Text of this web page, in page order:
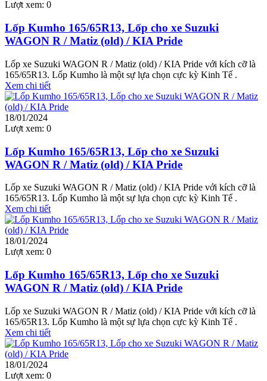
Lượt xem: 0
Lốp Kumho 165/65R13, Lốp cho xe Suzuki
WAGON R / Matiz (old) / KIA Pride
Lốp xe Suzuki WAGON R / Matiz (old) / KIA Pride với kích cỡ là
165/65R13. Lốp Kumho là một sự lựa chọn cực kỳ Kinh Tế .
Xem chi tiết
18/01/2024
Lượt xem: 0
Lốp Kumho 165/65R13, Lốp cho xe Suzuki
WAGON R / Matiz (old) / KIA Pride
Lốp xe Suzuki WAGON R / Matiz (old) / KIA Pride với kích cỡ là
165/65R13. Lốp Kumho là một sự lựa chọn cực kỳ Kinh Tế .
Xem chi tiết
18/01/2024
Lượt xem: 0
Lốp Kumho 165/65R13, Lốp cho xe Suzuki
WAGON R / Matiz (old) / KIA Pride
Lốp xe Suzuki WAGON R / Matiz (old) / KIA Pride với kích cỡ là
165/65R13. Lốp Kumho là một sự lựa chọn cực kỳ Kinh Tế .
Xem chi tiết
18/01/2024
Lượt xem: 0